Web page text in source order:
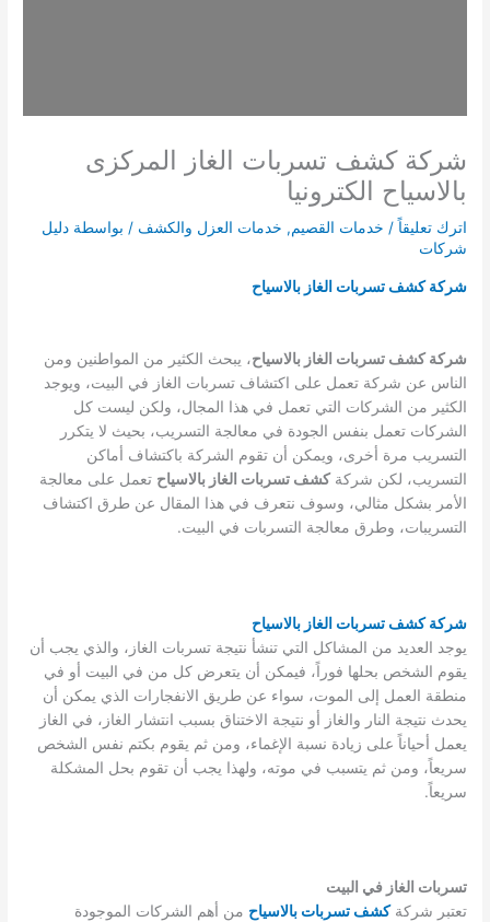
شركة كشف تسربات الغاز المركزى
بالاسياح الكترونيا
اترك تعليقاً / خدمات القصيم, خدمات العزل والكشف / بواسطة دليل
شركات
شركة كشف تسربات الغاز بالاسياح
شركة كشف تسربات الغاز بالاسياح، يبحث الكثير من المواطنين ومن
الناس عن شركة تعمل على اكتشاف تسربات الغاز في البيت، ويوجد
الكثير من الشركات التي تعمل في هذا المجال، ولكن ليست كل
الشركات تعمل بنفس الجودة في معالجة التسريب، بحيث لا يتكرر
التسريب مرة أخرى، ويمكن أن تقوم الشركة باكتشاف أماكن
التسريب، لكن شركةكشف تسربات الغاز بالاسياح تعمل على معالجة
الأمر بشكل مثالي، وسوف نتعرف في هذا المقال عن طرق اكتشاف
التسريبات، وطرق معالجة التسربات في البيت.
شركة كشف تسربات الغاز بالاسياح
يوجد العديد من المشاكل التي تنشأ نتيجة تسربات الغاز، والذي يجب أن
يقوم الشخص بحلها فوراً، فيمكن أن يتعرض كل من في البيت أو في
منطقة العمل إلى الموت، سواء عن طريق الانفجارات الذي يمكن أن
يحدث نتيجة النار والغاز أو نتيجة الاختناق بسبب انتشار الغاز، في الغاز
يعمل أحياناً على زيادة نسبة الإغماء، ومن ثم يقوم بكتم نفس الشخص
سريعاً، ومن ثم يتسبب في موته، ولهذا يجب أن تقوم بحل المشكلة
سريعاً.
تسربات الغاز في البيت
تعتبر شركةكشف تسربات بالاسياح من أهم الشركات الموجودة